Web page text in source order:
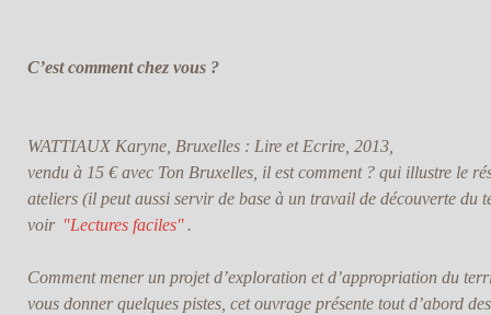
C’est comment chez vous ?
WATTIAUX Karyne, Bruxelles : Lire et Ecrire, 2013,
vendu à 15 € avec Ton Bruxelles, il est comment ?qui illustre le
ateliers (il peut aussi servir de base à un travail de découverte du
voir "Lectures faciles" .
Comment mener un projet d’exploration et d’appropriation du
vous donner quelques pistes, cet ouvrage présente tout d’abord